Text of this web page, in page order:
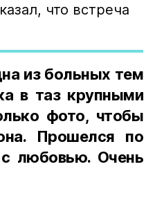
что встреча
из больных тем
в таз крупными
фото, чтобы
Прошелся по
любовью. Очень